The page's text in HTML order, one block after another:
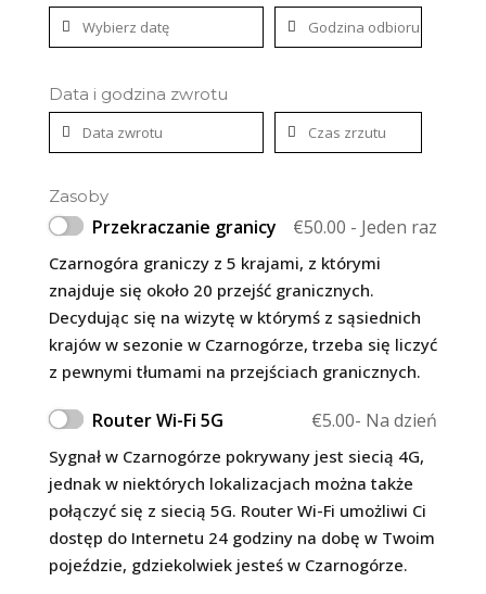
Data i godzina zwrotu
Zasoby
Przekraczanie granicy €50.00 - Jeden raz
Czarnogóra graniczy z 5 krajami, z którymi
znajduje się około 20 przejść granicznych.
Decydując się na wizytę w którymś z sąsiednich
krajów w sezonie w Czarnogórze, trzeba się liczyć
z pewnymi tłumami na przejściach granicznych.
Router Wi-Fi 5G €5.00- Na dzień
Sygnał w Czarnogórze pokrywany jest siecią 4G,
jednak w niektórych lokalizacjach można także
połączyć się z siecią 5G. Router Wi-Fi umożliwi Ci
dostęp do Internetu 24 godziny na dobę w Twoim
pojeździe, gdziekolwiek jesteś w Czarnogórze.